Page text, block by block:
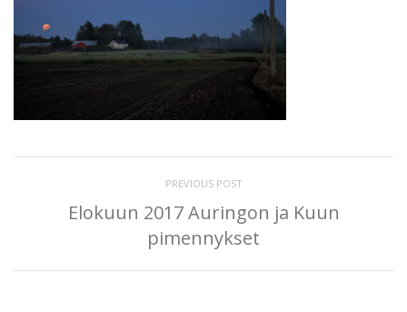
PREVIOUS POST
Elokuun 2017 Auringon ja Kuun
pimennykset